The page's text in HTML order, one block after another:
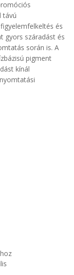
távú
és
gyors száradást és
során is. A
pigment
kínál